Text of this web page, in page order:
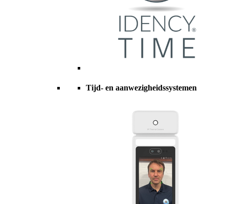
Tijd- en aanwezigheidssystemen